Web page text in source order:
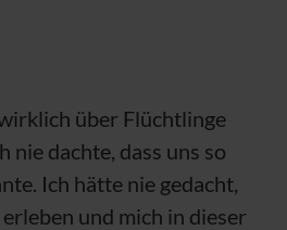
über Flüchtlinge
nie dachte, dass uns so
Ich hätte nie gedacht,
und mich in dieser